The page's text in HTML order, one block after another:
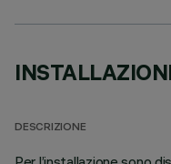
DESCRIZIONE